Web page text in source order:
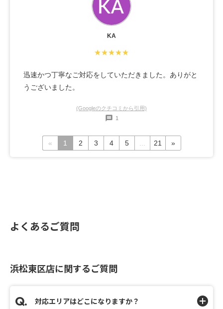
KA
★★★★★
迅速かつ丁寧なご対応をしていただきました。ありがと
うございました。
(Googleのクチコミから引用)
1
« 1 2 3 4 5 ... 21 »
よくあるご質問
浜松東区店に関するご質問
対応エリアはどこになりますか？